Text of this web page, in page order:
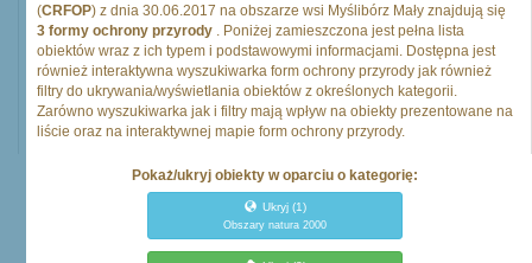
(CRFOP) z dnia 30.06.2017 na obszarze wsi Myślibórz Mały znajdują się
3 formy ochrony przyrody . Poniżej zamieszczona jest pełna lista
obiektów wraz z ich typem i podstawowymi informacjami. Dostępna jest
również interaktywna wyszukiwarka form ochrony przyrody jak również
filtry do ukrywania/wyświetlania obiektów z określonych kategorii.
Zarówno wyszukiwarka jak i filtry mają wpływ na obiekty prezentowane na
liście oraz na interaktywnej mapie form ochrony przyrody.
Pokaż/ukryj obiekty w oparciu o kategorię:
Ukryj(1)
Obszary natura 2000